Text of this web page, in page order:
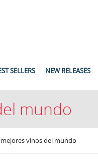
SELLERS NEW RELEASES
mundo
vinos del mundo